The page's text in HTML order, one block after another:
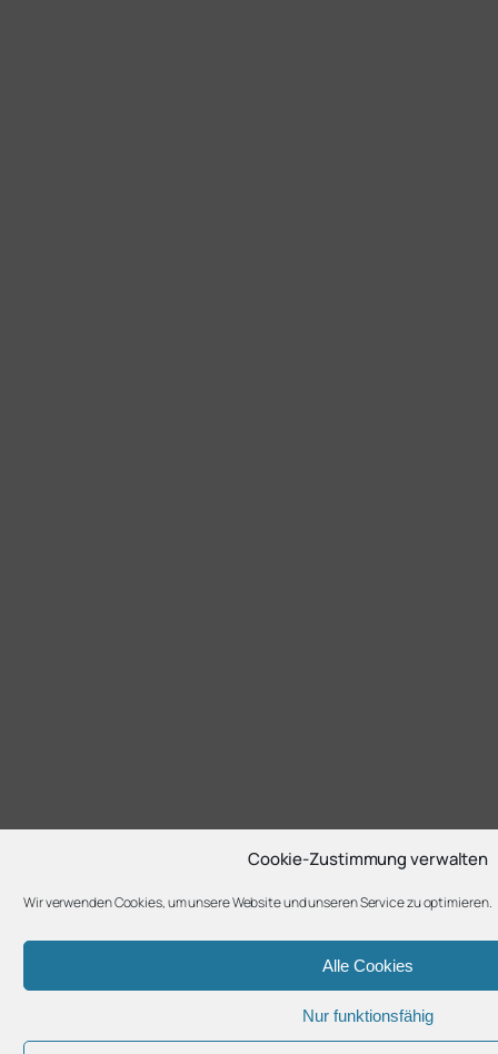
Cookie-Zustimmung verwalten
Wir verwenden Cookies, um unsere Website und unseren Service zu optimieren.
Alle Cookies
Nur funktionsfähig